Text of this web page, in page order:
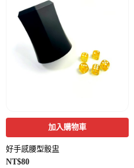
加入購物車
好手感腰型骰盅
NT$80